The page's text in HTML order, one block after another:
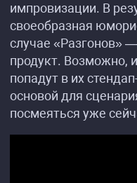
импровизации. В
своеобразная
случае «Разгонов»
продукт. Возможно,
попадут в их
основой для
посмеяться уже